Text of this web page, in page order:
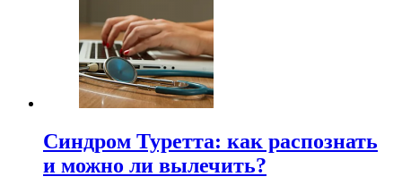
Синдром Туретта: как распознать
и можно ли вылечить?